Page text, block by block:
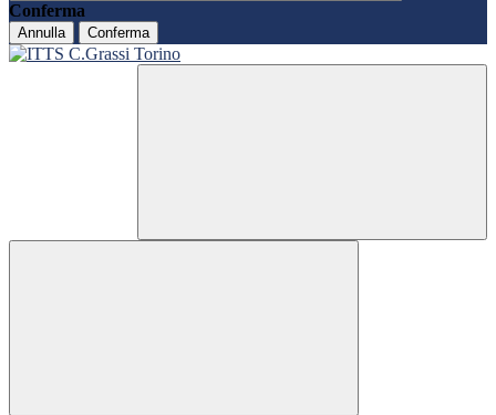
Conferma
Annulla Conferma